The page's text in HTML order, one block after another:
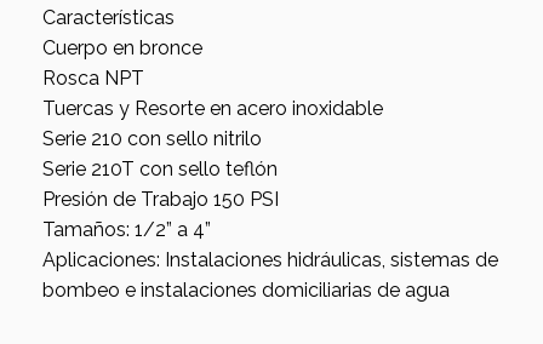
Características
Cuerpo en bronce
Rosca NPT
Tuercas y Resorte en acero inoxidable
Serie 210 con sello nitrilo
Serie 210T con sello teflón
Presión de Trabajo 150 PSI
Tamaños: 1/2” a 4”
Aplicaciones: Instalaciones hidráulicas, sistemas de
bombeo e instalaciones domiciliarias de agua